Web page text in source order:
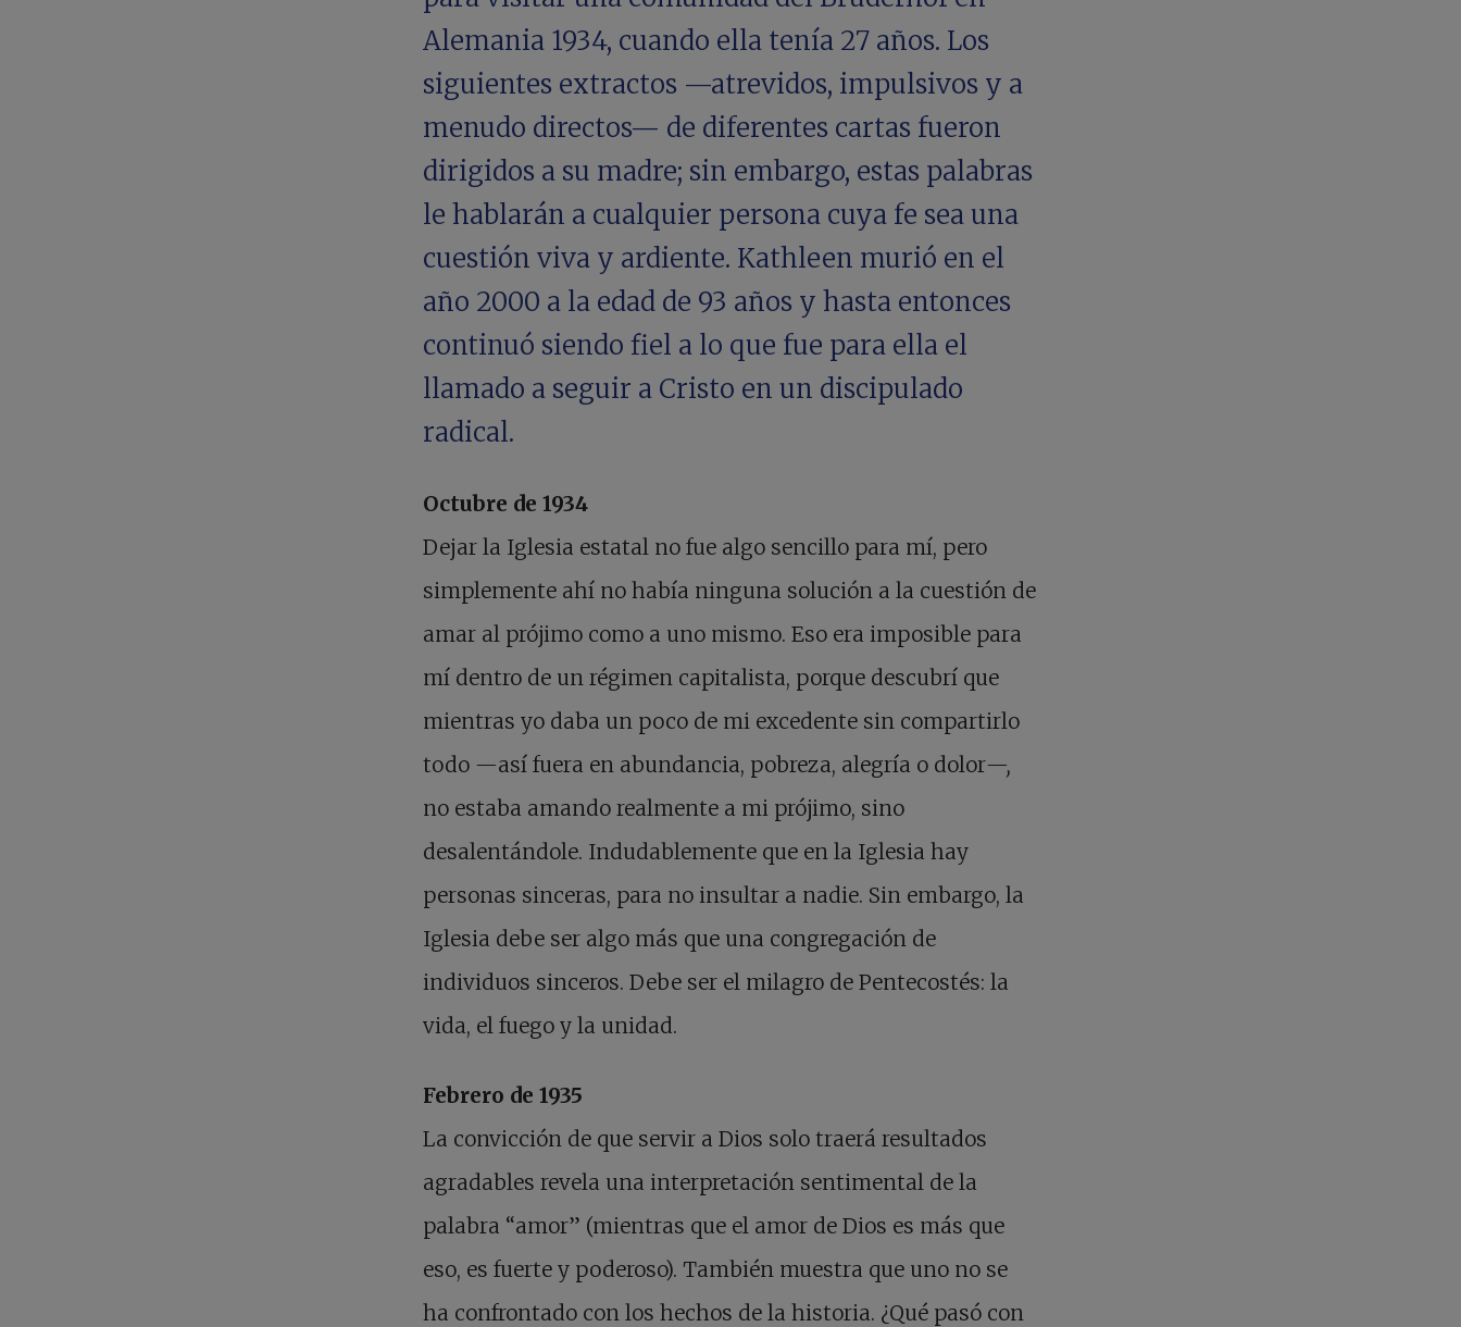
Alemania 1934, cuando ella tenía 27 años. Los
siguientes extractos —atrevidos, impulsivos y a
menudo directos— de diferentes cartas fueron
dirigidos a su madre; sin embargo, estas palabras
le hablarán a cualquier persona cuya fe sea una
cuestión viva y ardiente. Kathleen murió en el
año 2000 a la edad de 93 años y hasta entonces
continuó siendo fiel a lo que fue para ella el
llamado a seguir a Cristo en un discipulado
radical.
Octubre de 1934
Dejar la Iglesia estatal no fue algo sencillo para mí, pero
simplemente ahí no había ninguna solución a la cuestión de
amar al prójimo como a uno mismo. Eso era imposible para
mí dentro de un régimen capitalista, porque descubrí que
mientras yo daba un poco de mi excedente sin compartirlo
todo —así fuera en abundancia, pobreza, alegría o dolor—,
no estaba amando realmente a mi prójimo, sino
desalentándole. Indudablemente que en la Iglesia hay
personas sinceras, para no insultar a nadie. Sin embargo, la
Iglesia debe ser algo más que una congregación de
individuos sinceros. Debe ser el milagro de Pentecostés: la
vida, el fuego y la unidad.
Febrero de 1935
La convicción de que servir a Dios solo traerá resultados
agradables revela una interpretación sentimental de la
palabra “amor” (mientras que el amor de Dios es más que
eso, es fuerte y poderoso). También muestra que uno no se
ha confrontado con los hechos de la historia. ¿Qué pasó con